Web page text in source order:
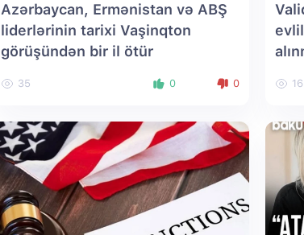
Azərbaycan, Ermənistan və ABŞ
liderlərinin tarixi Vaşinqton
görüşündən bir il ötür
35 0 0 16